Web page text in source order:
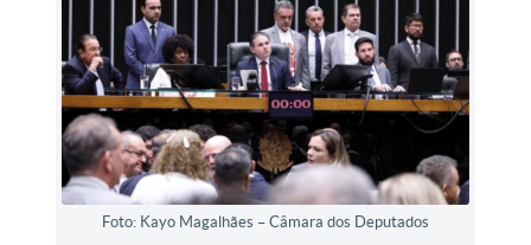
Foto: Kayo Magalhães – Câmara dos Deputados